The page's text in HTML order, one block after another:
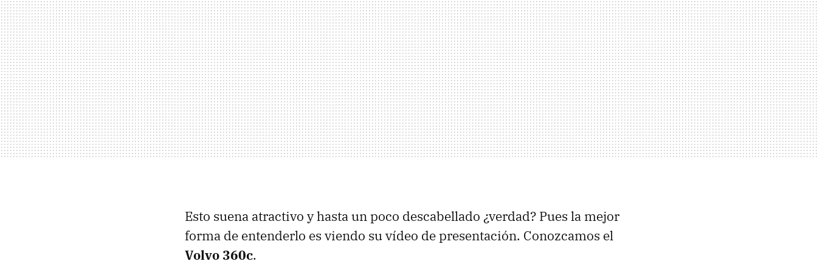
Esto suena atractivo y hasta un poco descabellado ¿verdad? Pues la mejor
forma de entenderlo es viendo su vídeo de presentación. Conozcamos el
Volvo 360c.